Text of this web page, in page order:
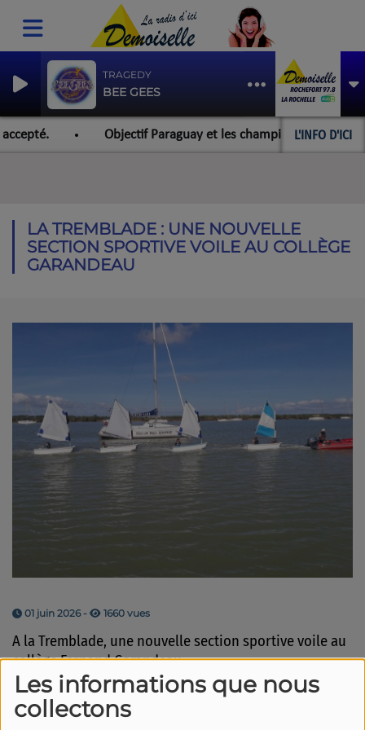
Les informations que nous
collectons
TRAGEDY
BEE GEES
L'INFO D'ICI
Objectif Paraguay et les championnats du
LA TREMBLADE : UNE NOUVELLE
SECTION SPORTIVE VOILE AU COLLÈGE
GARANDEAU
01 juin 2026 - 1660 vues
A la Tremblade, une nouvelle section sportive voile au
collège Fernand Garandeau.
Elle a été officiellement inaugurée samedi dernier par
les responsables de l'établissement secondaire, de la